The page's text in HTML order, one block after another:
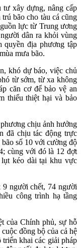
tư xây dựng, nâng cấp
bão cho tàu cá cũng
lực từ Trung ương
dân ra khỏi vùng
quyền địa phương tập
mưa bão.
khó dự báo, việc chủ
từ sớm, từ xa không
căn cơ để bảo vệ an
thiểu thiệt hại và bảo
chịu ảnh hưởng
đã chịu tác động trực
bão số 10 với cường độ
cùng với đó là 12 đợt
kéo dài tại khu vực
9 người chết, 74 người
công trình hạ tầng
của Chính phủ, sự hỗ
đồng bộ của cả hệ
khai các giải pháp